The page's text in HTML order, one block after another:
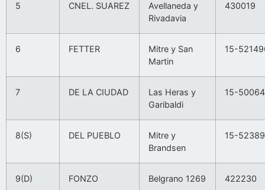
5 CNEL. SUAREZ
Avellaneda y
Rivadavia
430019
6 FETTER
Mitre y San
Martin
15-
7 DE LA CIUDAD
Las Heras y
Garibaldi
15-
8(S) DEL PUEBLO
Mitre y
Brandsen
15-
9(D) FONZO Belgrano 1269 422230